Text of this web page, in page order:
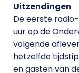
Uitzendingen
De eerste radio-
uur op de
volgende
hetzelfde
en gasten van